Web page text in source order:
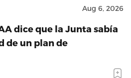
Aug 6, 2026
dice que la Junta sabía
de un plan de